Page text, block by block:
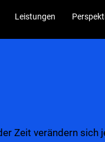
Leistungen
Zeit verändern sich